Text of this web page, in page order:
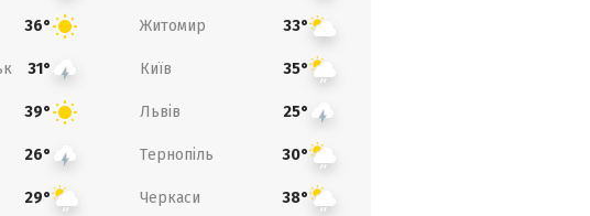
36° Житомир 33°
31° Київ 35°
39° Львів 25°
26° Тернопіль 30°
29° Черкаси 38°